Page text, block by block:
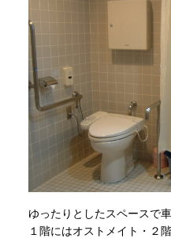
ゆったりとしたスペースで
１階にはオストメイト・２